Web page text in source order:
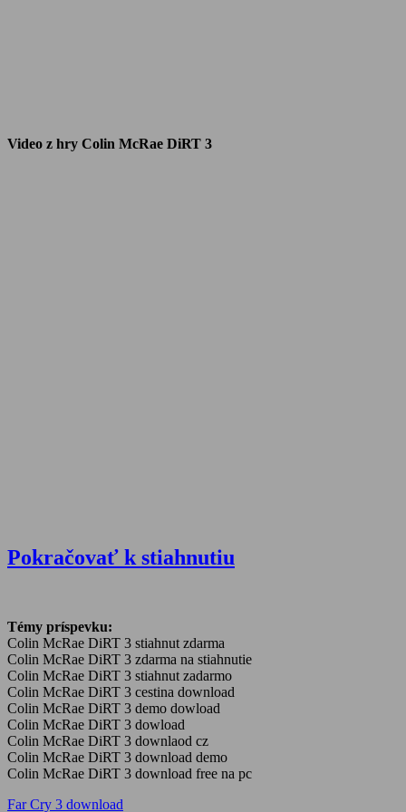
Video z hry Colin McRae DiRT 3
Pokračovať k stiahnutiu
Témy príspevku:
Colin McRae DiRT 3 stiahnut zdarma
Colin McRae DiRT 3 zdarma na stiahnutie
Colin McRae DiRT 3 stiahnut zadarmo
Colin McRae DiRT 3 cestina download
Colin McRae DiRT 3 demo dowload
Colin McRae DiRT 3 dowload
Colin McRae DiRT 3 downlaod cz
Colin McRae DiRT 3 download demo
Colin McRae DiRT 3 download free na pc
Previous
Far Cry 3 download